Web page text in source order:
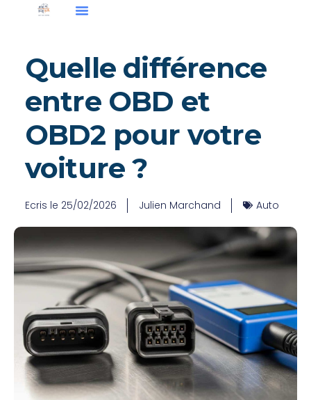
Quelle différence
entre OBD et
OBD2 pour votre
voiture ?
Ecris le 25/02/2026 Julien Marchand Auto